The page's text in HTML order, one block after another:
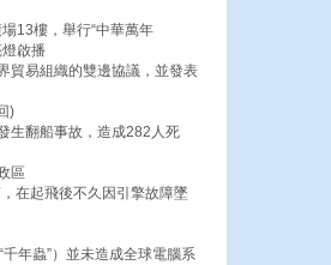
13樓，舉行“中華萬年
啟播
貿易組織的雙邊協議，並發表
)
生翻船事故，造成282人死
區
在起飛後不久因引擎故障墜
年蟲”）並未造成全球電腦系